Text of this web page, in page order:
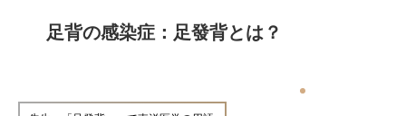
足背の感染症：足發背とは？